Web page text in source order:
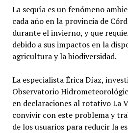
La sequía es un fenómeno
cada año en la provincia de
durante el invierno, y que
debido a sus impactos en la
agricultura y la biodiversidad.
La especialista Érica Díaz,
Observatorio
en declaraciones al rotativo La
convivir con este problema y
de los usuarios para reducir la